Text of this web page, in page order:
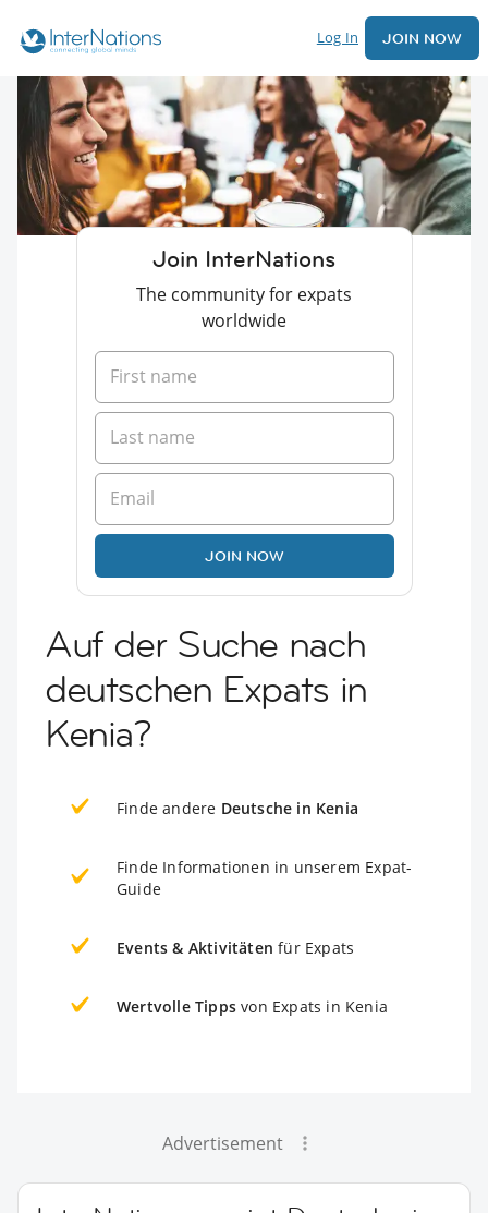
Log In JOIN NOW
Join InterNations
The community for expats
worldwide
JOIN NOW
Auf der Suche nach
deutschen Expats in
Kenia?
Finde andere Deutsche in Kenia
Finde Informationen in unserem Expat-
Guide
Events & Aktivitäten für Expats
Wertvolle Tipps von Expats in Kenia
Advertisement